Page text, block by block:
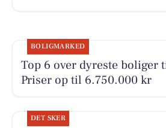
BOLIGMARKED
Top 6 over dyreste boliger
Priser op til 6.750.000 kr
DET SKER